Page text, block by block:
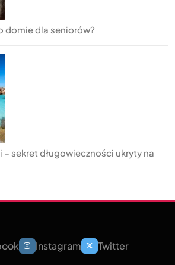
domie dla seniorów?
– sekret długowieczności ukryty na
Instagram Twitter